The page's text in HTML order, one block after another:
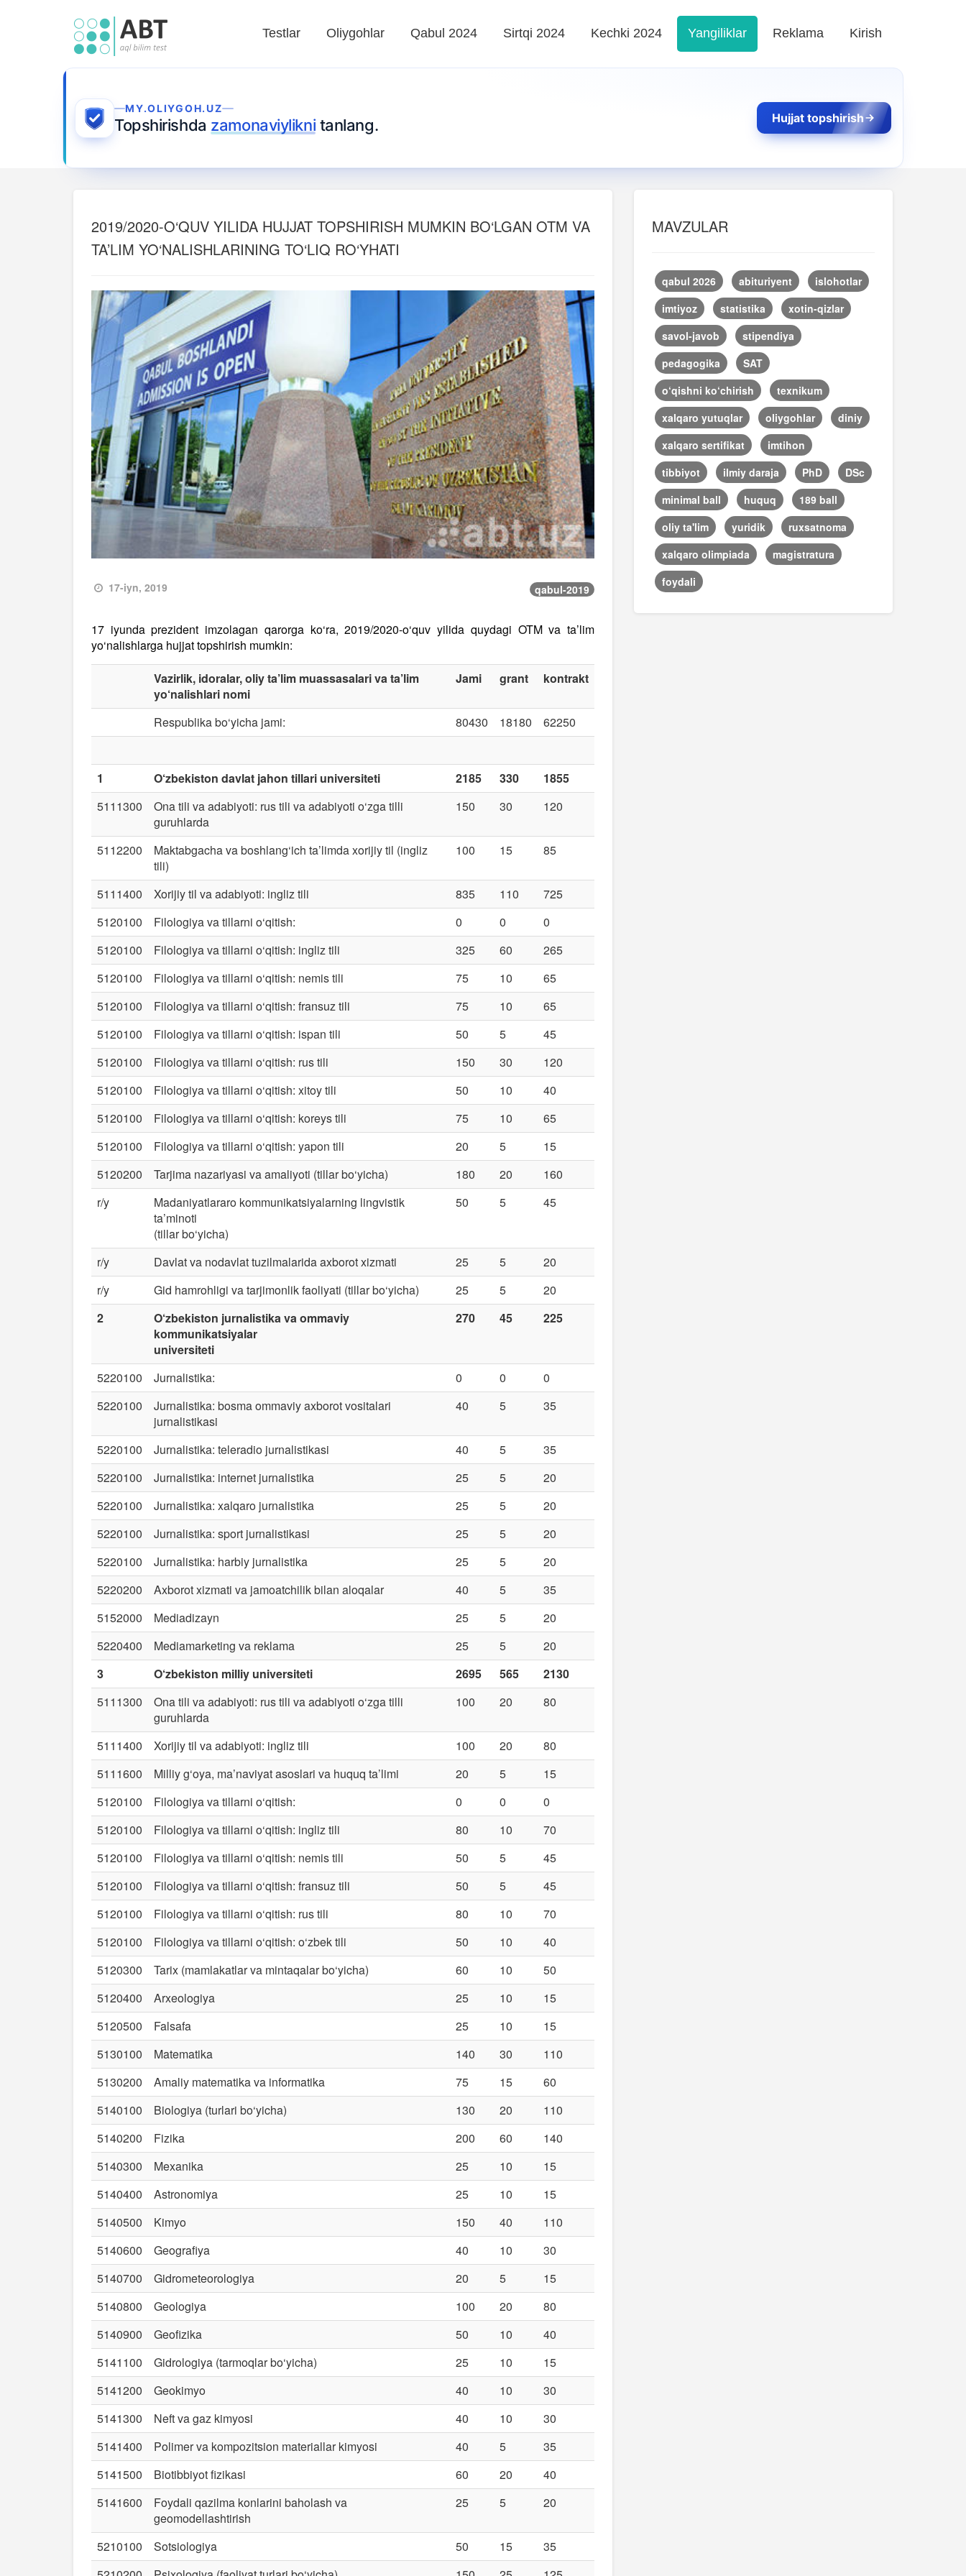
Testlar Oliygohlar Qabul 2024 Sirtqi 2024 Kechki 2024 Yangiliklar Reklama Kirish
MY.OLIYGOH.UZ
Topshirishda zamonaviylikni tanlang. Hujjat topshirish
2019/2020-O‘QUV YILIDA HUJJAT TOPSHIRISH MUMKIN BO‘LGAN OTM VA
TA’LIM YO‘NALISHLARINING TO‘LIQ RO‘YHATI
17-iyn, 2019 qabul-2019
17 iyunda prezident imzolagan qarorga ko‘ra, 2019/2020-o‘quv yilida quydagi OTM va ta’lim
yo‘nalishlarga hujjat topshirish mumkin:
Vazirlik, idoralar, oliy ta’lim muassasalari va ta’lim
yo‘nalishlari nomi
Jami grant kontrakt
Respublika bo‘yicha jami: 80430 18180 62250
1 O‘zbekiston davlat jahon tillari universiteti 2185 330
1855
5111300
Ona tili va adabiyoti: rus tili va adabiyoti o‘zga tilli
guruhlarda
150 30 120
5112200
Maktabgacha va boshlang‘ich ta’limda xorijiy til (ingliz
tili)
100 15 85
5111400 Xorijiy til va adabiyoti: ingliz tili 835 110
725
5120100
Filologiya va tillarni o‘qitish: 0 0
0
5120100
Filologiya va tillarni o‘qitish: ingliz tili 325 60
265
5120100
Filologiya va tillarni o‘qitish: nemis tili 75 10
65
5120100
Filologiya va tillarni o‘qitish: fransuz tili 75 10
65
5120100
Filologiya va tillarni o‘qitish: ispan tili 50 5
45
5120100
Filologiya va tillarni o‘qitish: rus tili 150 30
120
5120100
Filologiya va tillarni o‘qitish: xitoy tili 50 10
40
5120100
Filologiya va tillarni o‘qitish: koreys tili 75 10
65
5120100
Filologiya va tillarni o‘qitish: yapon tili 20 5
15
5120200
Tarjima nazariyasi va amaliyoti (tillar bo‘yicha) 180 20
160
r/y
Madaniyatlararo kommunikatsiyalarning lingvistik
ta’minoti
(tillar bo‘yicha)
50 5 45
r/y Davlat va nodavlat tuzilmalarida axborot xizmati 25 5
20
r/y
Gid hamrohligi va tarjimonlik faoliyati (tillar bo‘yicha) 25 5
20
2
O‘zbekiston jurnalistika va ommaviy
kommunikatsiyalar
universiteti
270 45 225
5220100 Jurnalistika: 0 0
0
5220100
Jurnalistika: bosma ommaviy axborot vositalari
jurnalistikasi
40 5 35
5220100 Jurnalistika: teleradio jurnalistikasi 40 5
35
5220100
Jurnalistika: internet jurnalistika 25 5
20
5220100
Jurnalistika: xalqaro jurnalistika 25 5
20
5220100
Jurnalistika: sport jurnalistikasi 25 5
20
5220100
Jurnalistika: harbiy jurnalistika 25 5
20
5220200
Axborot xizmati va jamoatchilik bilan aloqalar 40 5
35
5152000
Mediadizayn 25 5
20
5220400
Mediamarketing va reklama 25 5
20
3
O‘zbekiston milliy universiteti 2695 565
2130
5111300
Ona tili va adabiyoti: rus tili va adabiyoti o‘zga tilli
guruhlarda
100 20 80
5111400 Xorijiy til va adabiyoti: ingliz tili 100 20
80
5111600
Milliy g‘oya, ma’naviyat asoslari va huquq ta’limi 20 5
15
5120100
Filologiya va tillarni o‘qitish: 0 0
0
5120100
Filologiya va tillarni o‘qitish: ingliz tili 80 10
70
5120100
Filologiya va tillarni o‘qitish: nemis tili 50 5
45
5120100
Filologiya va tillarni o‘qitish: fransuz tili 50 5
45
5120100
Filologiya va tillarni o‘qitish: rus tili 80 10
70
5120100
Filologiya va tillarni o‘qitish: o‘zbek tili 50 10
40
5120300
Tarix (mamlakatlar va mintaqalar bo‘yicha) 60 10
50
5120400
Arxeologiya 25 10
15
5120500
Falsafa 25 10
15
5130100
Matematika 140 30
110
5130200
Amaliy matematika va informatika 75 15
60
5140100
Biologiya (turlari bo‘yicha) 130 20
110
5140200
Fizika 200 60
140
5140300
Mexanika 25 10
15
5140400
Astronomiya 25 10
15
5140500
Kimyo 150 40
110
5140600
Geografiya 40 10
30
5140700
Gidrometeorologiya 20 5
15
5140800
Geologiya 100 20
80
5140900
Geofizika 50 10
40
5141100
Gidrologiya (tarmoqlar bo‘yicha) 25 10
15
5141200
Geokimyo 40 10
30
5141300
Neft va gaz kimyosi 40 10
30
5141400
Polimer va kompozitsion materiallar kimyosi 40 5
35
5141500
Biotibbiyot fizikasi 60 20
40
5141600
Foydali qazilma konlarini baholash va
geomodellashtirish
25 5 20
5210100 Sotsiologiya 50 15
35
MAVZULAR
qabul 2026 abituriyent
islohotlar
imtiyoz
statistika
xotin-qizlar
savol-javob
stipendiya
pedagogika
SAT
o‘qishni ko‘chirish
texnikum
xalqaro yutuqlar
oliygohlar
diniy
xalqaro sertifikat
imtihon
tibbiyot
ilmiy daraja PhD
DSc
minimal ball
huquq
189 ball
oliy ta'lim
yuridik
ruxsatnoma
xalqaro olimpiada
magistratura
foydali